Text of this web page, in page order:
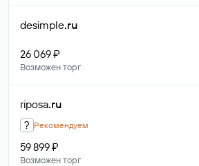
desimple.ru
26 069 ₽
Возможен торг
riposa.ru
? Рекомендуем
59 899 ₽
Возможен торг